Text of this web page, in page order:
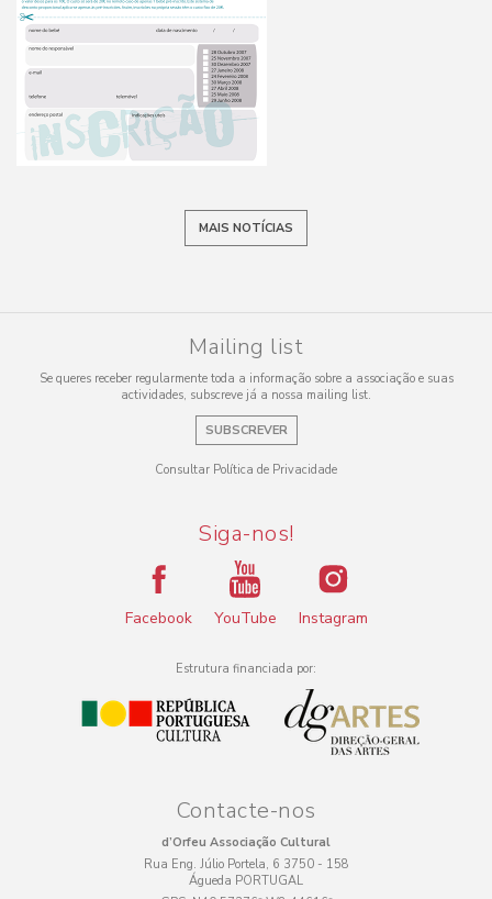
MAIS NOTÍCIAS
Mailing list
Se queres receber regularmente toda a informação sobre a associação e suas
actividades, subscreve já a nossa mailing list.
SUBSCREVER
Consultar Política de Privacidade
Siga-nos!
Facebook YouTube Instagram
Estrutura financiada por:
Contacte-nos
d’Orfeu Associação Cultural
Rua Eng. Júlio Portela, 6 3750 - 158
Águeda PORTUGAL